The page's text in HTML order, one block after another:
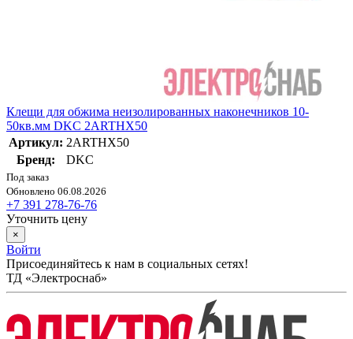
Клещи для обжима неизолированных наконечников 10-
50кв.мм DKC 2ARTHX50
Артикул: 2ARTHX50
Бренд:
DKC
Под заказ
Обновлено 06.08.2026
+7 391 278-76-76
Уточнить цену
×
Войти
Присоединяйтесь к нам в социальных сетях!
ТД «Электроснаб»